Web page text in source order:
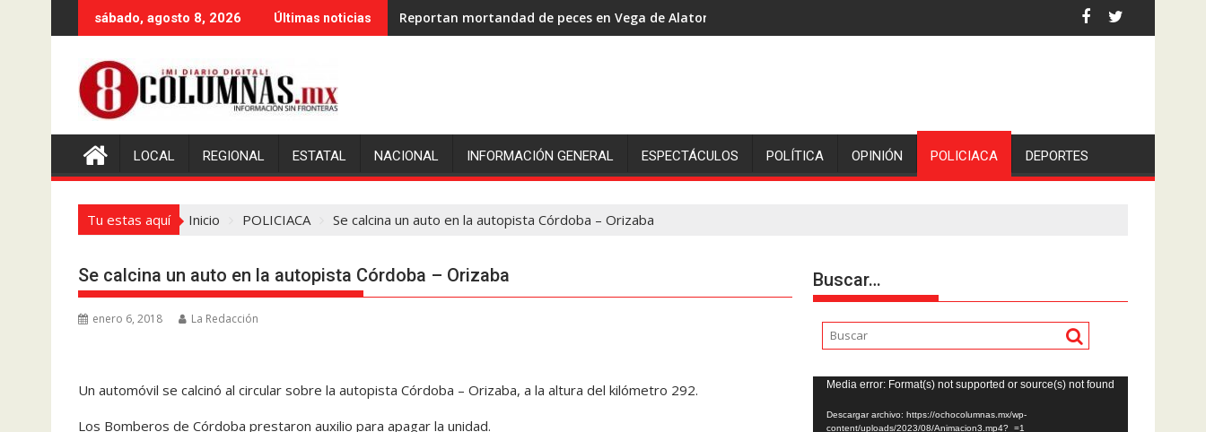
al
sábado, agosto 8, 2026 Últimas noticias Reportan mortandad de peces en Vega de Alatorre: pescadores piden escolleras para evitar nuevos casos
LOCAL REGIONAL ESTATAL NACIONAL INFORMACIÓN GENERAL ESPECTÁCULOS POLÍTICA OPINIÓN POLICIACA DEPORTES
Tu estas aquí Inicio POLICIACA Se calcina un auto en la autopista Córdoba – Orizaba
Se calcina un auto en la autopista Córdoba – Orizaba
enero 6, 2018 La Redacción
Un automóvil se calcinó al circular sobre la autopista Córdoba – Orizaba, a la altura del kilómetro 292.
Los Bomberos de Córdoba prestaron auxilio para apagar la unidad.
Buscar…
Reproductor
de
Media error: Format(s) not supported or source(s) not found
Descargar archivo: https://ochocolumnas.mx/wp-
content/uploads/2023/08/Animacion3.mp4?_=1